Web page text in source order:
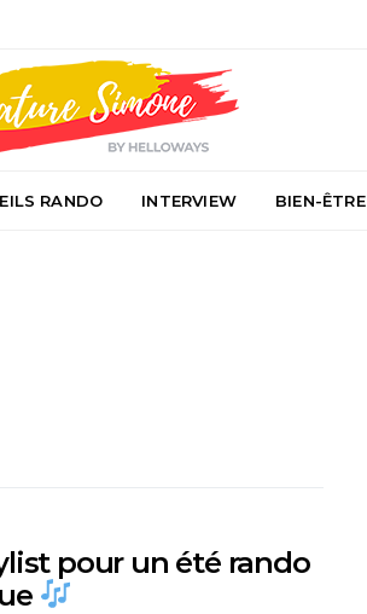
RANDO INTERVIEW BIEN-ÊTRE
pour un été rando